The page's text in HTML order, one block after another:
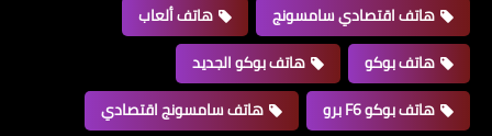
هاتف اقتصادي سامسونج
هاتف ألعاب
هاتف بوكو
هاتف بوكو الجديد
هاتف بوكو F6 برو
هاتف سامسونج اقتصادي